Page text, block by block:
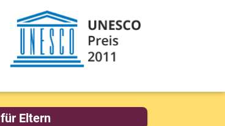
für Eltern